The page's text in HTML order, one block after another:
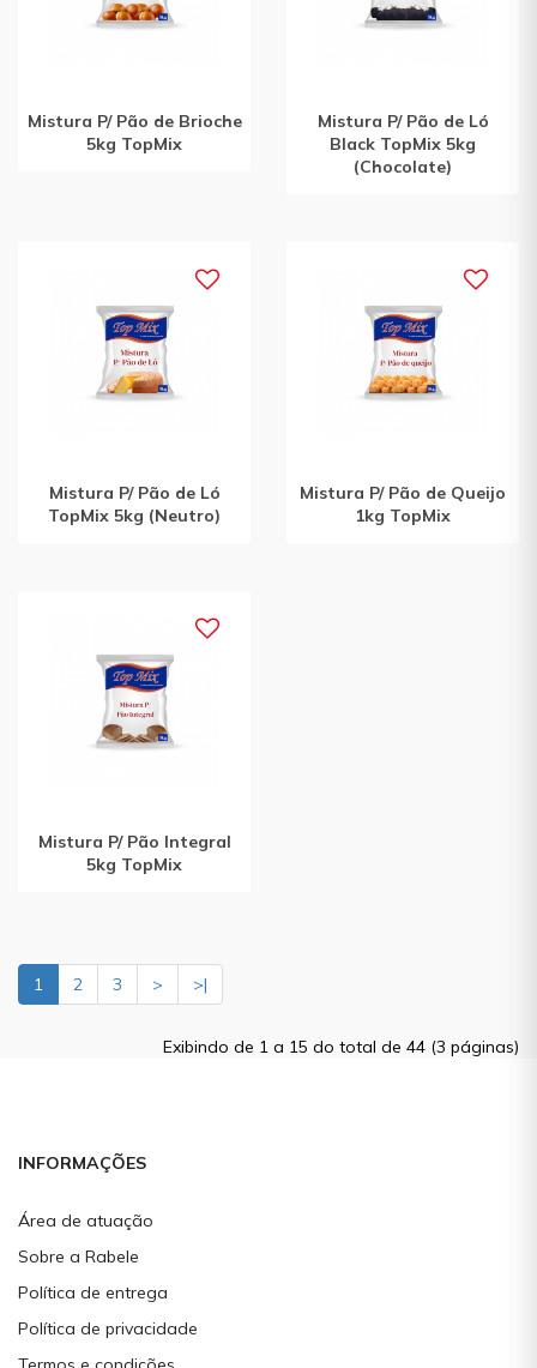
Mistura P/ Pão de Brioche
5kg TopMix
Mistura P/ Pão de Ló
Black TopMix 5kg
(Chocolate)
Mistura P/ Pão de Ló
TopMix 5kg (Neutro)
Mistura P/ Pão de Queijo
1kg TopMix
Mistura P/ Pão Integral
5kg TopMix
1 2 3 > >|
Exibindo de 1 a 15 do total de 44 (3 páginas)
INFORMAÇÕES
Área de atuação
Sobre a Rabele
Política de entrega
Política de privacidade